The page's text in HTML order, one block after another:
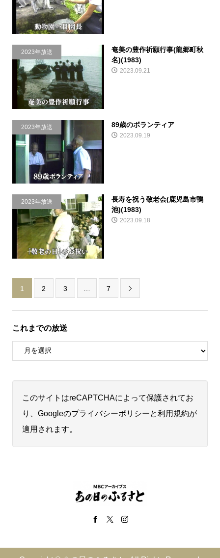
2023年放送
奄美の豊作祈願行事(龍郷町秋
名)(1983)
2023.09.21
2023年放送 89歳のボランティア
2023.09.19
2023年放送
長寿を祝う敬老会(鹿児島市鴨
池)(1983)
2023.09.18
1 2 3 7 
これまでの放送
このサイトはreCAPTCHAによって保護されてお
り、Googleのプライバシーポリシーと利用規約が
適用されます。